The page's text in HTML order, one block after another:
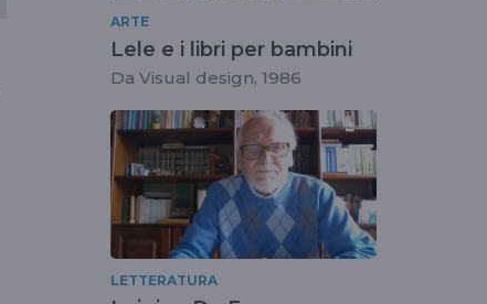
ARTE
Lele e i libri per bambini
Da Visual design, 1986
LETTERATURA